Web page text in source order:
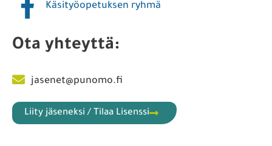
Käsityöopetuksen ryhmä
Ota yhteyttä:
jasenet@punomo.fi
Liity jäseneksi / Tilaa Lisenssi